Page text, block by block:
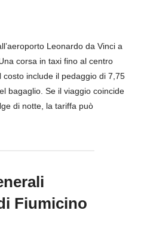
Leonardo da Vinci a
corsa in taxi fino al centro
include il pedaggio di 7,75
bagaglio. Se il viaggio coincide
di notte, la tariffa può
Fiumicino